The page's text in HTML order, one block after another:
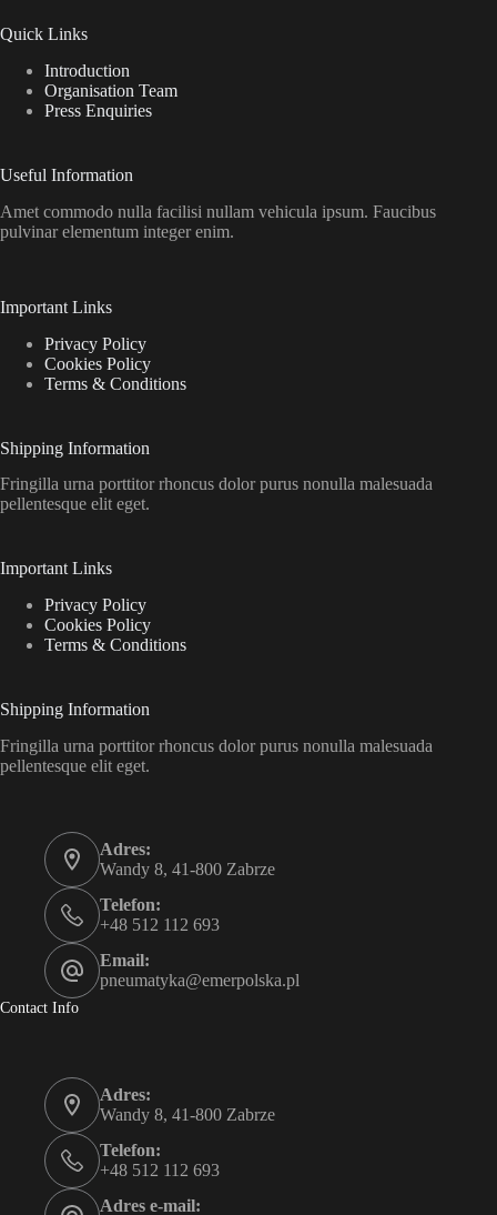
Quick Links
Introduction
Organisation Team
Press Enquiries
Useful Information
Amet commodo nulla facilisi nullam vehicula ipsum. Faucibus
pulvinar elementum integer enim.
Important Links
Privacy Policy
Cookies Policy
Terms & Conditions
Shipping Information
Fringilla urna porttitor rhoncus dolor purus nonulla malesuada
pellentesque elit eget.
Important Links
Privacy Policy
Cookies Policy
Terms & Conditions
Shipping Information
Fringilla urna porttitor rhoncus dolor purus nonulla malesuada
pellentesque elit eget.
Adres:
Wandy 8, 41-800 Zabrze
Telefon:
+48 512 112 693
Email:
pneumatyka@emerpolska.pl
Contact Info
Adres:
Wandy 8, 41-800 Zabrze
Telefon:
+48 512 112 693
Adres e-mail: